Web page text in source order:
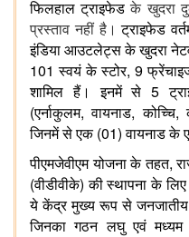
फिलहाल ट्राइफेड के खुदरा
प्रस्ताव नहीं है। ट्राइफेड
इंडिया आउटलेट्स के खुदरा
101स्वयं के स्टोर, 9
शामिल
हैं। इनमें से 5
(एर्नाकुलम,वायनाड,कोच्चि,
जिनमें से एक(01)वायनाड के
पीएमजेवीएम योजना के तहत,
(वीडीवीके)की स्थापना के लिए
ये केंद्र मुख्य रूप से जनजातीय
जिनका गठन लघु एवं मध्यम